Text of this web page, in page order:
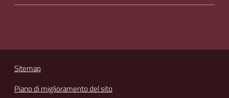
Sitemap
Piano di miglioramento del sito